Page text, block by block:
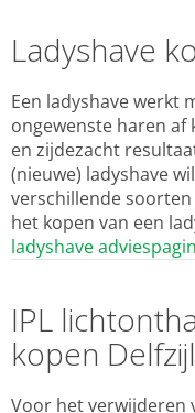
Ladyshave
Een ladyshave werkt
ongewenste haren af
en zijdezacht
(nieuwe) ladyshave
verschillende
het kopen van een
ladyshave
IPL
kopen Delfzijl
Voor het verwijderen